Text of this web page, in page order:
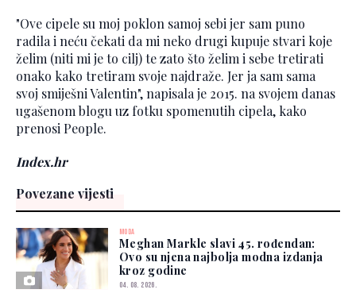
"Ove cipele su moj poklon samoj sebi jer sam puno
radila i neću čekati da mi neko drugi kupuje stvari koje
želim (niti mi je to cilj) te zato što želim i sebe tretirati
onako kako tretiram svoje najdraže. Jer ja sam sama
svoj smiješni Valentin", napisala je 2015. na svojem danas
ugašenom blogu uz fotku spomenutih cipela, kako
prenosi People.
Index.hr
Povezane vijesti
MODA
Meghan Markle slavi 45. rođendan:
Ovo su njena najbolja modna izdanja
kroz godine
04. 08. 2026.